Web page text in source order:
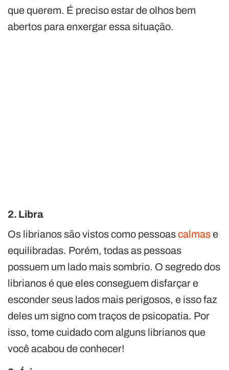
que querem. É preciso estar de olhos bem
abertos para enxergar essa situação.
2. Libra
Os librianos são vistos como pessoascalmase
equilibradas. Porém, todas as pessoas
possuem um lado mais sombrio. O segredo dos
librianos é que eles conseguem disfarçar e
esconder seus lados mais perigosos, e isso faz
deles um signo com traços de psicopatia. Por
isso, tome cuidado com alguns librianos que
você acabou de conhecer!